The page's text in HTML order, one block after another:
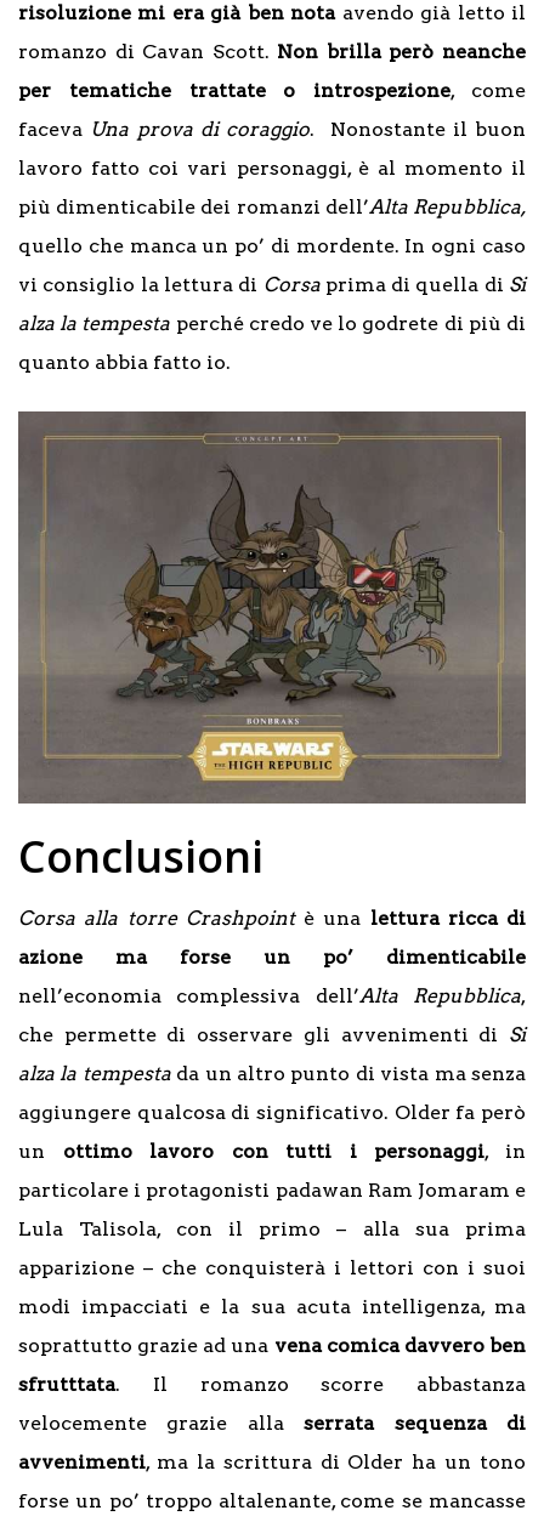
risoluzione mi era già ben notaavendo già letto il
romanzo di Cavan Scott. Non brilla però neanche
per tematiche trattate o introspezione, come
faceva Una prova di coraggio. Nonostante il buon
lavoro fatto coi vari personaggi, è al momento il
più dimenticabile dei romanzi dell’Alta Repubblica,
quello che manca un po’ di mordente. In ogni caso
vi consiglio la lettura di Corsa prima di quella di Si
alza la tempesta perché credo ve lo godrete di più di
quanto abbia fatto io.
Conclusioni
Corsa alla torre Crashpointè una lettura ricca di
azione ma forse un po’ dimenticabile
nell’economia complessiva dell’Alta Repubblica,
che permette di osservare gli avvenimenti di Si
alza la tempesta da un altro punto di vista ma senza
aggiungere qualcosa di significativo. Older fa però
un ottimo lavoro con tutti i personaggi, in
particolare i protagonisti padawan Ram Jomaram e
Lula Talisola, con il primo – alla sua prima
apparizione – che conquisterà i lettori con i suoi
modi impacciati e la sua acuta intelligenza, ma
soprattutto grazie ad una vena comica davvero ben
sfrutttata. Il romanzo scorre abbastanza
velocemente grazie allaserrata sequenza di
avvenimenti, ma la scrittura di Older ha un tono
forse un po’ troppo altalenante, come se mancasse